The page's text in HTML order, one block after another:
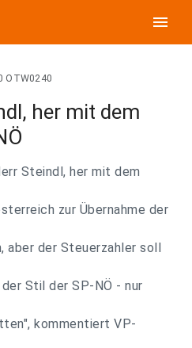
menu
OTW0240
her mit dem
Steindl, her mit dem
zur Übernahme der
aber der Steuerzahler soll
Stil der SP-NÖ - nur
kommentiert VP-